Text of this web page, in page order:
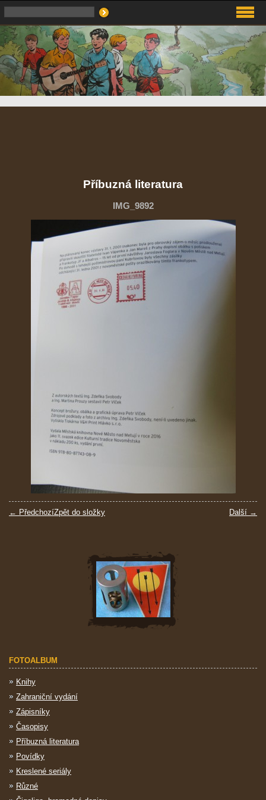
Příbuzná literatura
IMG_9892
← Předchozí Další →
Zpět do složky
FOTOALBUM
Knihy
Zahraniční vydání
Zápisníky
Časopisy
Příbuzná literatura
Povídky
Kreslené seriály
Různé